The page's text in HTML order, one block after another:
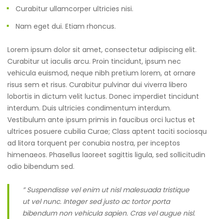
Curabitur ullamcorper ultricies nisi.
Nam eget dui. Etiam rhoncus.
Lorem ipsum dolor sit amet, consectetur adipiscing elit.
Curabitur ut iaculis arcu. Proin tincidunt, ipsum nec
vehicula euismod, neque nibh pretium lorem, at ornare
risus sem et risus. Curabitur pulvinar dui viverra libero
lobortis in dictum velit luctus. Donec imperdiet tincidunt
interdum. Duis ultricies condimentum interdum.
Vestibulum ante ipsum primis in faucibus orci luctus et
ultrices posuere cubilia Curae; Class aptent taciti sociosqu
ad litora torquent per conubia nostra, per inceptos
himenaeos. Phasellus laoreet sagittis ligula, sed sollicitudin
odio bibendum sed.
” Suspendisse vel enim ut nisl malesuada tristique
ut vel nunc. Integer sed justo ac tortor porta
bibendum non vehicula sapien. Cras vel augue nisl.